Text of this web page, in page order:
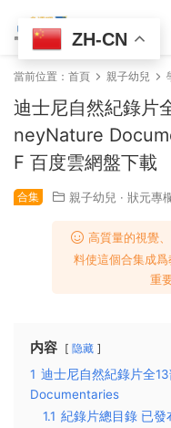
當前位置： 首頁 親子幼兒
迪士尼自然紀錄片
neyNature
F 百度雲網盤下載
合集 親子幼兒 · 狀元專
高質量的視覺
料使這個合集成
重
内容 隐藏
1 迪士尼自然紀錄片全
Documentaries
1.1 紀錄片總目錄 已
ZH-CN